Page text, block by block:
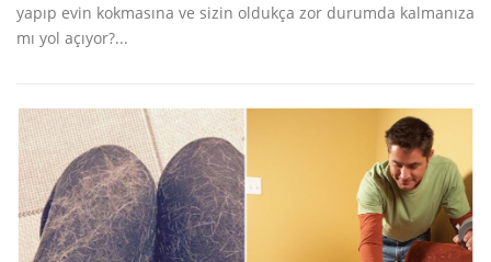
yapıp evin kokmasına ve sizin oldukça zor durumda kalmanıza
mı yol açıyor?...